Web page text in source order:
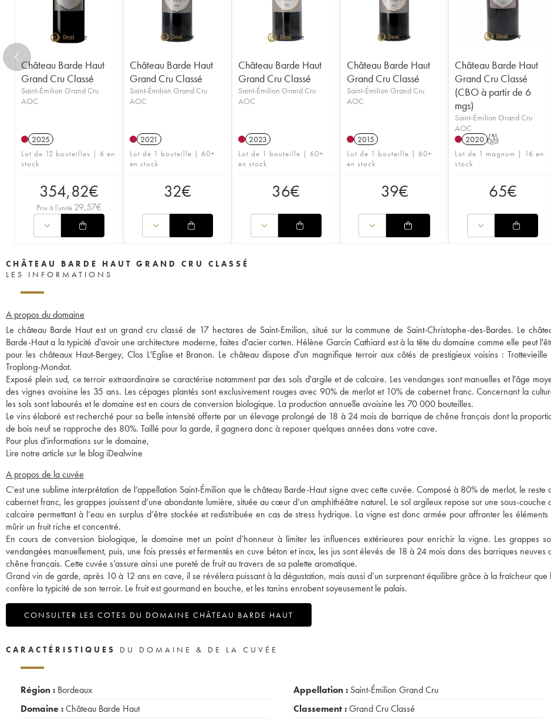
Château Barde Haut
Grand Cru Classé
Saint-Émilion Grand Cru
AOC
2025
Lot de 12 bouteilles | 6 en
stock
354,82€
Prix à l'unité 29,57€
Château Barde Haut
Grand Cru Classé
Saint-Émilion Grand Cru
AOC
2021
Lot de 1 bouteille | 60+
en stock
32€
Château Barde Haut
Grand Cru Classé
Saint-Émilion Grand Cru
AOC
2023
Lot de 1 bouteille | 60+
en stock
36€
Château Barde Haut
Grand Cru Classé
Saint-Émilion Grand Cru
AOC
2015
Lot de 1 bouteille | 60+
en stock
39€
Château Barde Haut
Grand Cru Classé
(CBO à partir de 6
mgs)
Saint-Émilion Grand Cru
AOC
2020 T
Lot de 1 magnum | 16 en
stock
65€
CHÂTEAU BARDE HAUT GRAND CRU CLASSÉ
LES INFORMATIONS
A propos du domaine
Le château Barde Haut est un grand cru classé de 17 hectares de Saint-Emilion, situé sur la commune de Saint-Christophe-des-Bardes. Le
Barde-Haut a la typicité d'avoir une architecture moderne, faites d'acier corten. Hélène Garcin Cathiard est à la tête du domaine comme elle peut
pour les châteaux Haut-Bergey, Clos L'Eglise et Branon. Le château dispose d'un magnifique terroir aux côtés de prestigieux voisins : Trottevieille
Troplong-Mondot.
Exposé plein sud, ce terroir extraordinaire se caractérise notamment par des sols d'argile et de calcaire. Les vendanges sont manuelles et l'âge
des vignes avoisine les 35 ans. Les cépages plantés sont exclusivement rouges avec 90% de merlot et 10% de cabernet franc. Concernant la
les sols sont labourés et le domaine est en cours de conversion biologique. La production annuelle avoisine les 70 000 bouteilles.
Le vins élaboré est recherché pour sa belle intensité offerte par un élevage prolongé de 18 à 24 mois de barrique de chêne français dont la
de bois neuf se rapproche des 80%. Taillé pour la garde, il gagnera donc à reposer quelques années dans votre cave.
Pour plus d'informations sur le domaine,
Lire notre article sur le blog iDealwine
A propos de la cuvée
C’est une sublime interprétation de l’appellation Saint-Émilion que le château Barde-Haut signe avec cette cuvée. Composé à 80% de merlot, le reste
cabernet franc, les grappes jouissent d’une abondante lumière, située au cœur d’un amphithéâtre naturel. Le sol argileux repose sur une sous-couche
calcaire permettant à l’eau en surplus d’être stockée et redistribuée en cas de stress hydrique. La vigne est donc armée pour affronter les éléments
mûrir un fruit riche et concentré.
En cours de conversion biologique, le domaine met un point d’honneur à limiter les influences extérieures pour enrichir la vigne. Les grappes
vendangées manuellement, puis, une fois pressés et fermentés en cuve béton et inox, les jus sont élevés de 18 à 24 mois dans des barriques neuves
chêne français. Cette cuvée s’assure ainsi une pureté de fruit au travers de sa palette aromatique.
Grand vin de garde, après 10 à 12 ans en cave, il se révélera puissant à la dégustation, mais aussi d’un surprenant équilibre grâce à la fraîcheur que
confère la typicité de son terroir. Le fruit est gourmand en bouche, et les tanins enrobent soyeusement le palais.
CONSULTER LES COTES DU DOMAINE CHÂTEAU BARDE HAUT
CARACTÉRISTIQUES DU DOMAINE & DE LA CUVÉE
Région : Bordeaux
Domaine :Château Barde Haut
Appellation : Saint-Émilion Grand Cru
Classement :Grand Cru Classé